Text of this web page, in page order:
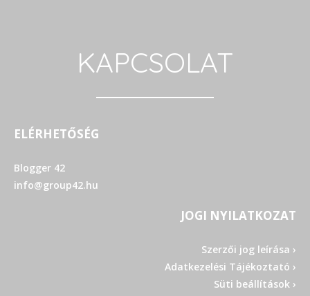
KAPCSOLAT
ELÉRHETŐSÉG
Blogger 42
info@group42.hu
JOGI NYILATKOZAT
Szerzői jog leírása ›
Adatkezelési Tájékoztató ›
Süti beállítások ›